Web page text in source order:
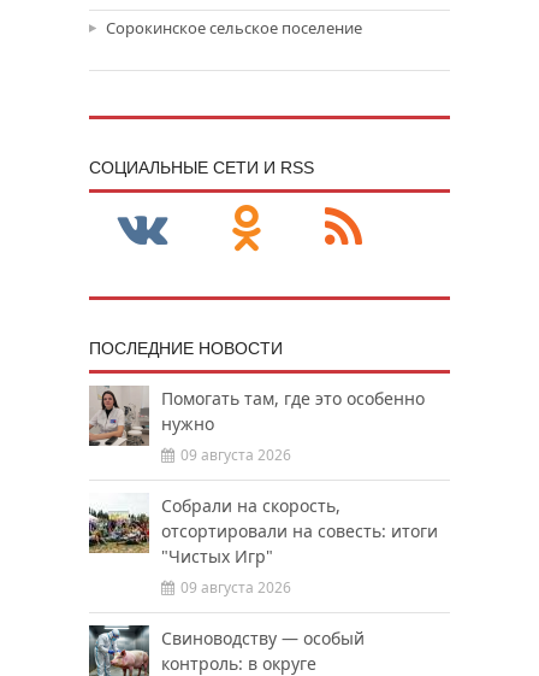
Сорокинское сельское поселение
CОЦИАЛЬНЫЕ СЕТИ И RSS
ПОСЛЕДНИЕ НОВОСТИ
Помогать там, где это особенно
нужно
09 августа 2026
Собрали на скорость,
отсортировали на совесть: итоги
"Чистых Игр"
09 августа 2026
Свиноводству — особый
контроль: в округе